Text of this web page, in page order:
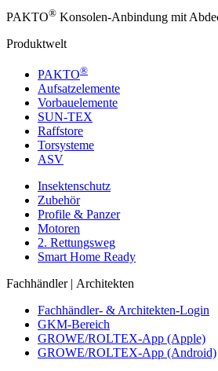
PAKTO® Konsolen-Anbindung mit
Produktwelt
PAKTO®
Aufsatzelemente
Vorbauelemente
SUN-TEX
Raffstore
Torsysteme
ASV
Insektenschutz
Zubehör
Profile & Panzer
Motoren
2. Rettungsweg
Smart Home Ready
Fachhändler | Architekten
Fachhändler- & Architekten-Login
GKM-Bereich
GROWE/ROLTEX-App (Apple)
GROWE/ROLTEX-App (Android)